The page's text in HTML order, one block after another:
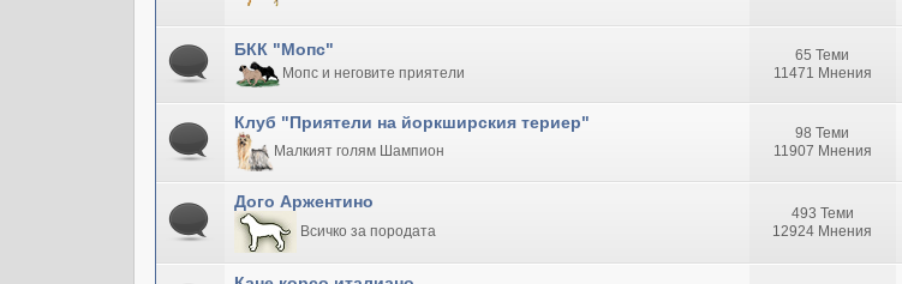
БКК "Мопс"
Мопс и неговите приятели
65 Теми
11471 Мнения
Клуб "Приятели на йоркширския териер"
Малкият голям Шампион
98 Теми
11907 Мнения
Дого Аржентино
Всичко за породата
493 Теми
12924 Мнения